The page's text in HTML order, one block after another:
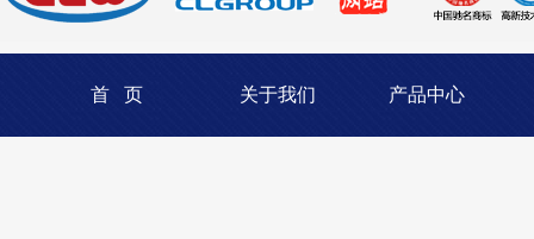
首 页 关于我们 产品中心